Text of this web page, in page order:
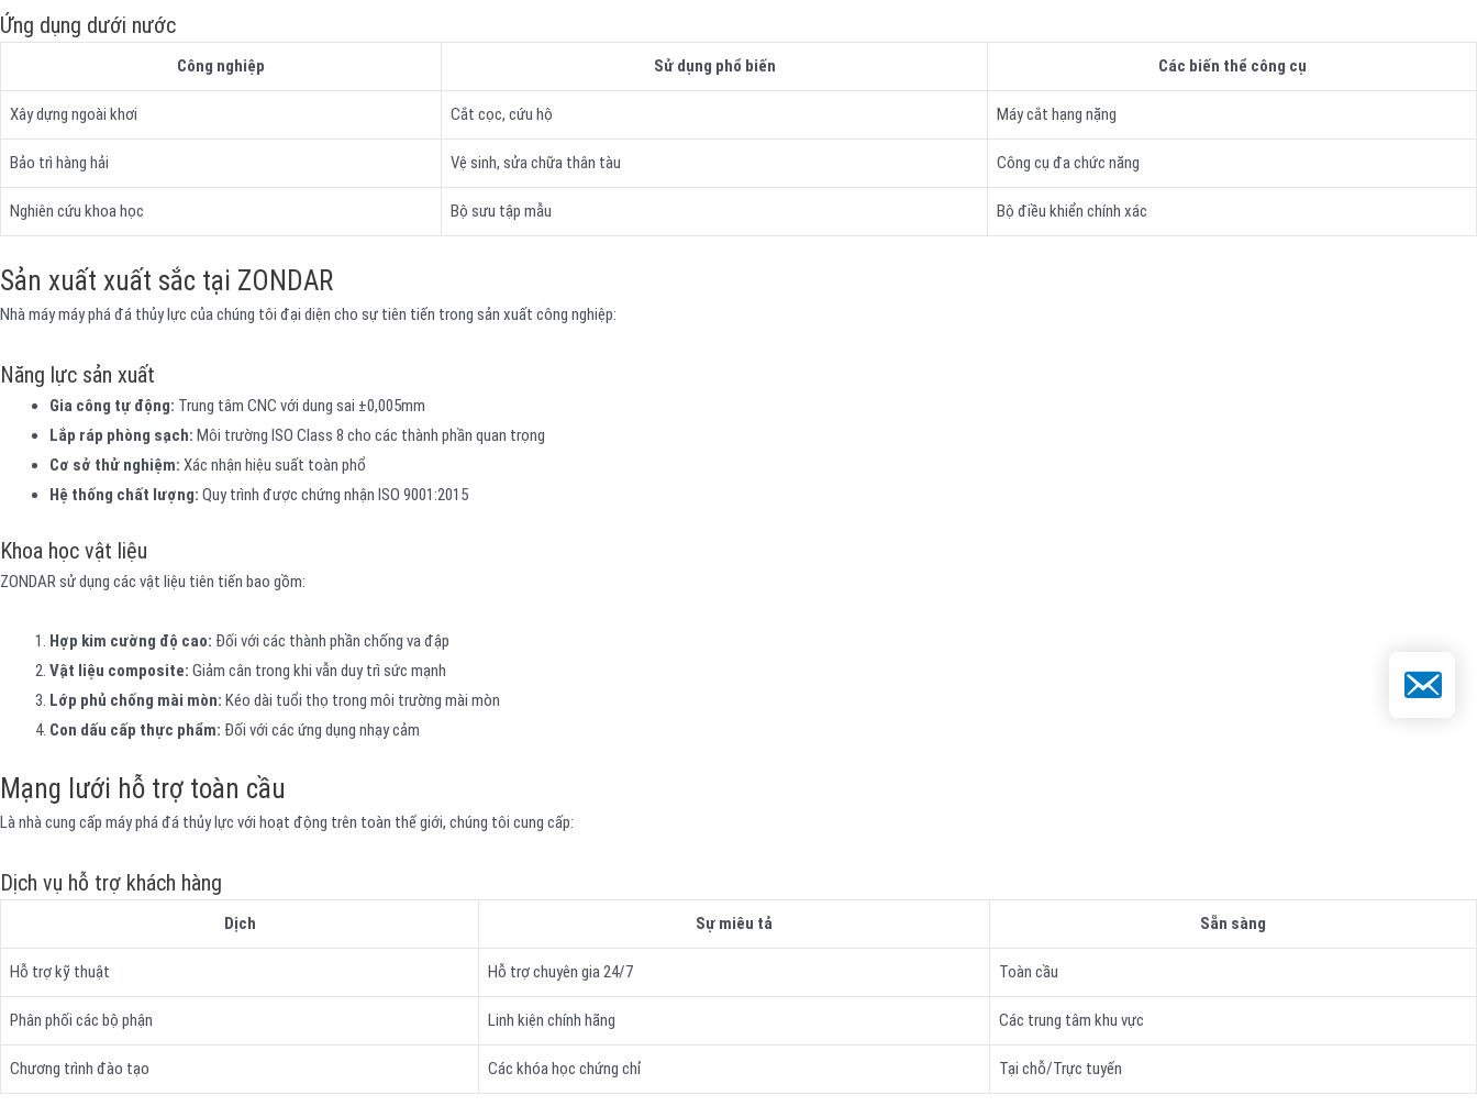
Ứng dụng dưới nước
Công nghiệp Sử dụng phổ biến Các biến thể công cụ
Xây dựng ngoài khơi Cắt cọc, cứu hộ Máy cắt hạng nặng
Bảo trì hàng hải Vệ sinh, sửa chữa thân tàu Công cụ đa chức năng
Nghiên cứu khoa học Bộ sưu tập mẫu Bộ điều khiển chính xác
Sản xuất xuất sắc tại ZONDAR
Nhà máy máy phá đá thủy lực của chúng tôi đại diện cho sự tiên tiến trong sản xuất công nghiệp:
Năng lực sản xuất
Gia công tự động: Trung tâm CNC với dung sai ±0,005mm
Lắp ráp phòng sạch: Môi trường ISO Class 8 cho các thành phần quan trọng
Cơ sở thử nghiệm: Xác nhận hiệu suất toàn phổ
Hệ thống chất lượng: Quy trình được chứng nhận ISO 9001:2015
Khoa học vật liệu
ZONDAR sử dụng các vật liệu tiên tiến bao gồm:
Hợp kim cường độ cao: Đối với các thành phần chống va đập
Vật liệu composite: Giảm cân trong khi vẫn duy trì sức mạnh
Lớp phủ chống mài mòn: Kéo dài tuổi thọ trong môi trường mài mòn
Con dấu cấp thực phẩm: Đối với các ứng dụng nhạy cảm
Mạng lưới hỗ trợ toàn cầu
Là nhà cung cấp máy phá đá thủy lực với hoạt động trên toàn thế giới, chúng tôi cung cấp:
Dịch vụ hỗ trợ khách hàng
Dịch Sự miêu tả Sẵn sàng
Hỗ trợ kỹ thuật Hỗ trợ chuyên gia 24/7 Toàn cầu
Phân phối các bộ phận Linh kiện chính hãng Các trung tâm khu vực
Chương trình đào tạo Các khóa học chứng chỉ Tại chỗ/Trực tuyến
Email